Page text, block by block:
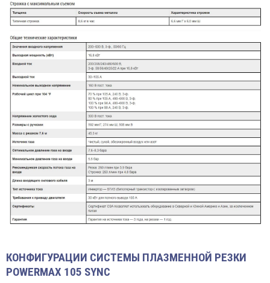
КОНФИГУРАЦИИ СИСТЕМЫ ПЛАЗМЕННОЙ РЕЗКИ
POWERMAX 105 SYNC